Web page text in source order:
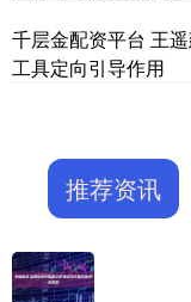
千层金配资平台 王
工具定向引导作用
推荐资讯